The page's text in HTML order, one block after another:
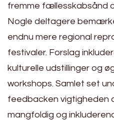
fremme fællesskabsånd
Nogle deltagere
endnu mere regional
festivaler. Forslag
kulturelle udstillinger og
workshops. Samlet set
feedbacken vigtigheden
mangfoldig og